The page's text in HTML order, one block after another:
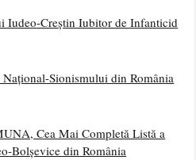
Iudeo-Creștin Iubitor de Infanticid
Sionismului din România
Cea Mai Completă Listă a
Bolșevice din România